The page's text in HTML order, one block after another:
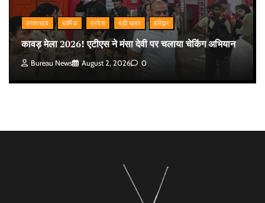
उत्तराखंड धार्मिक प्रदेश बड़ी खबर हरिद्वार
कावड़ मेला 2026! एटीएस ने मंसा देवी पर चलाया चेकिंग अभियान
Bureau News August 2, 2026 0